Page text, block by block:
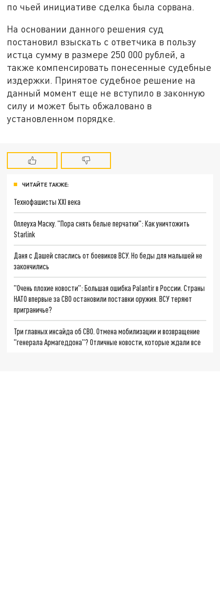
по чьей инициативе сделка была сорвана.
На основании данного решения суд
постановил взыскать с ответчика в пользу
истца сумму в размере 250 000 рублей, а
также компенсировать понесенные судебные
издержки. Принятое судебное решение на
данный момент еще не вступило в законную
силу и может быть обжаловано в
установленном порядке.
ЧИТАЙТЕ ТАКЖЕ:
Технофашисты XXI века
Оплеуха Маску. "Пора снять белые перчатки": Как уничтожить
Starlink
Даня с Дашей спаслись от боевиков ВСУ. Но беды для малышей не
закончились
"Очень плохие новости": Большая ошибка Palantir в России. Страны
НАТО впервые за СВО остановили поставки оружия. ВСУ теряют
приграничье?
Три главных инсайда об СВО. Отмена мобилизации и возвращение
"генерала Армагеддона"? Отличные новости, которые ждали все